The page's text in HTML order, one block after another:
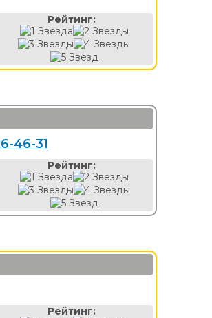
Рейтинг:
46-31
Рейтинг:
Рейтинг: